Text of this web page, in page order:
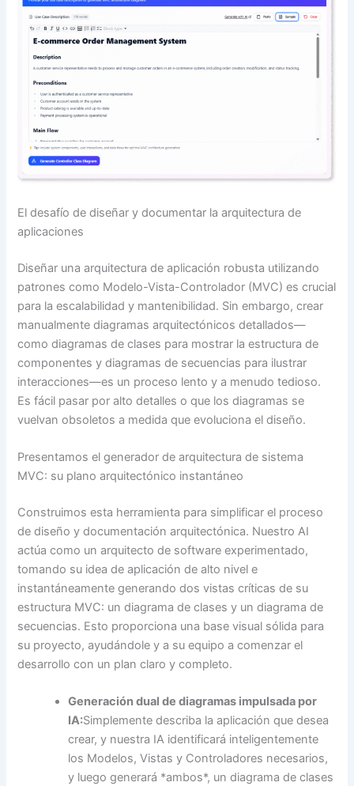
El desafío de diseñar y documentar la arquitectura de
aplicaciones
Diseñar una arquitectura de aplicación robusta utilizando
patrones como Modelo-Vista-Controlador (MVC) es crucial
para la escalabilidad y mantenibilidad. Sin embargo, crear
manualmente diagramas arquitectónicos detallados—
como diagramas de clases para mostrar la estructura de
componentes y diagramas de secuencias para ilustrar
interacciones—es un proceso lento y a menudo tedioso.
Es fácil pasar por alto detalles o que los diagramas se
vuelvan obsoletos a medida que evoluciona el diseño.
Presentamos el generador de arquitectura de sistema
MVC: su plano arquitectónico instantáneo
Construimos esta herramienta para simplificar el proceso
de diseño y documentación arquitectónica. Nuestro AI
actúa como un arquitecto de software experimentado,
tomando su idea de aplicación de alto nivel e
instantáneamente generando dos vistas críticas de su
estructura MVC: un diagrama de clases y un diagrama de
secuencias. Esto proporciona una base visual sólida para
su proyecto, ayudándole y a su equipo a comenzar el
desarrollo con un plan claro y completo.
Generación dual de diagramas impulsada por
IA:Simplemente describa la aplicación que desea
crear, y nuestra IA identificará inteligentemente
los Modelos, Vistas y Controladores necesarios,
y luego generará *ambos*, un diagrama de clases